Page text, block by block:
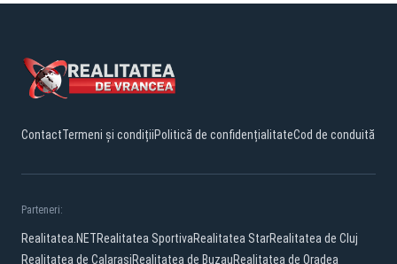
ContactTermeni și condițiiPolitică de confidențialitateCod de conduită
Parteneri:
Realitatea.NETRealitatea SportivaRealitatea StarRealitatea de Cluj
Realitatea de CalarasiRealitatea de BuzauRealitatea de Oradea